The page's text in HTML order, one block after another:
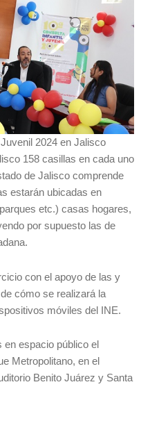
2024 en Jalisco
158 casillas en cada uno
de Jalisco comprende
estarán ubicadas en
etc.) casas hogares,
por supuesto las de
con el apoyo de las y
cómo se realizará la
móviles del INE.
espacio público el
Metropolitano, en el
Benito Juárez y Santa